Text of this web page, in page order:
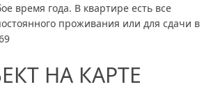
время года. В квартире есть все
проживания или для сдачи в
НА КАРТЕ